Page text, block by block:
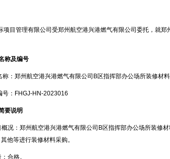
项目管理有限公司受郑州航空港兴港燃气有限公司委托，就郑
称及编号
称：郑州航空港兴港燃气有限公司 B区指挥部办公场所装修材
： FHGJ-HN-2023016
要说明
况：郑州航空港兴港燃气有限公司 B区指挥部办公场所装修
他等进行装修材料采购。
合格。